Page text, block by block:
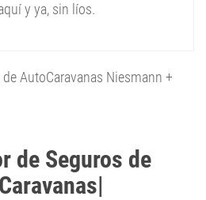
y ya, sin líos.
de Seguros de
|